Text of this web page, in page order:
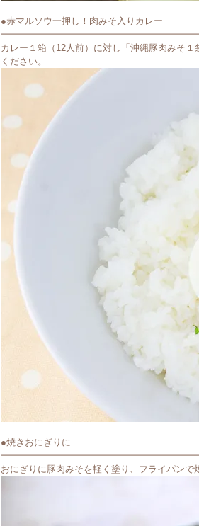
●赤マルソウ一押し！肉みそ入りカレー
カレー１箱（12人前）に対し「沖縄豚肉みそ
ください。
●焼きおにぎりに
おにぎりに豚肉みそを軽く塗り、フライパンで